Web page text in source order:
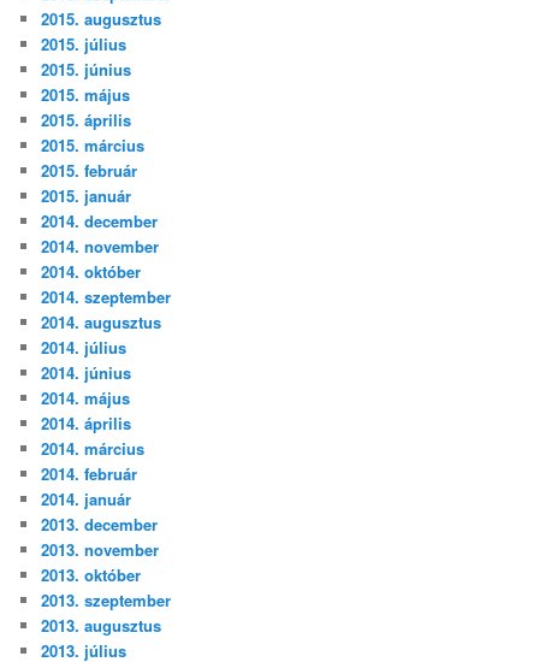
2015. augusztus
2015. július
2015. június
2015. május
2015. április
2015. március
2015. február
2015. január
2014. december
2014. november
2014. október
2014. szeptember
2014. augusztus
2014. július
2014. június
2014. május
2014. április
2014. március
2014. február
2014. január
2013. december
2013. november
2013. október
2013. szeptember
2013. augusztus
2013. július